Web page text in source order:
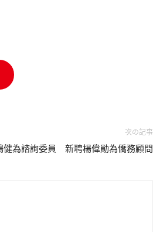
次の記事
健為諮詢委員 新聘楊偉勛為僑務顧問